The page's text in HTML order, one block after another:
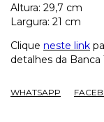
Altura: 29,7 cm
Largura: 21 cm
Clique neste link
detalhes da Banca
WHATSAPP